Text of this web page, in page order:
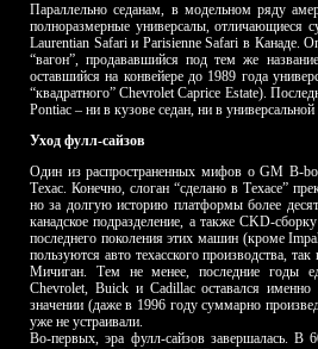
Параллельно седанам, в модельном ряду
полноразмерные универсалы,
Laurentian Safari и Parisienne Safari в Канаде.
“вагон”, продававшийся под тем же
оставшийся на конвейере до 1989 года
“квадратного” Chevrolet Caprice Estate).
Pontiac – ни в кузове седан, ни в универсальной
Уход фулл-сайзов
Один из распространенных мифов о GM B-
Техас. Конечно, слоган “сделано в Техасе”
но за долгую историю платформы более
канадское подразделение, а также CKD-
последнего поколения этих машин (кроме
пользуются авто техасского производства,
Мичиган. Тем не менее, последние годы
Chevrolet, Buick и Cadillac оставался
значении (даже в 1996 году суммарно
уже не устраивали.
Во-первых, эра фулл-сайзов завершалась. В